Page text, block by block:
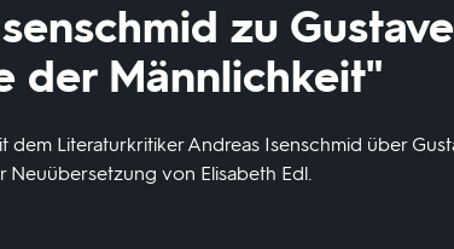
zu
der Männlichkeit"
dem Literaturkritiker Andreas Isenschmid über
Neuübersetzung von Elisabeth Edl.